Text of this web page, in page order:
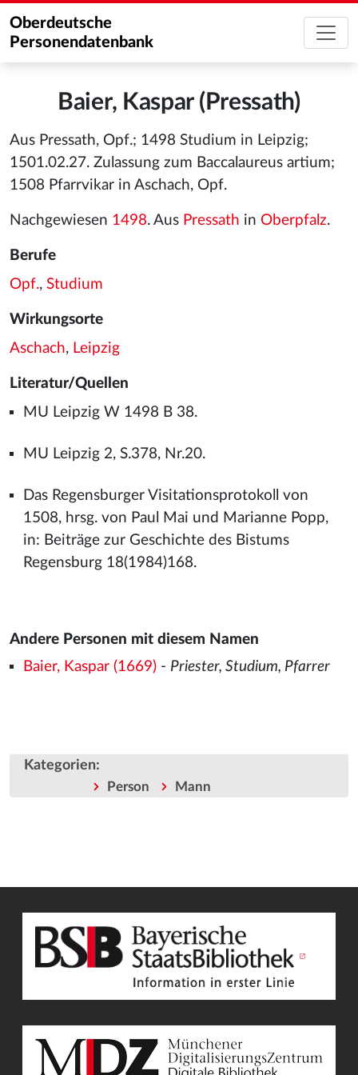
Oberdeutsche
Personendatenbank
Baier, Kaspar (Pressath)
Aus Pressath, Opf.; 1498 Studium in Leipzig;
1501.02.27. Zulassung zum Baccalaureus artium;
1508 Pfarrvikar in Aschach, Opf.
Nachgewiesen 1498. Aus Pressath in Oberpfalz.
Berufe
Opf., Studium
Wirkungsorte
Aschach, Leipzig
Literatur/Quellen
MU Leipzig W 1498 B 38.
MU Leipzig 2, S.378, Nr.20.
Das Regensburger Visitationsprotokoll von
1508, hrsg. von Paul Mai und Marianne Popp,
in: Beiträge zur Geschichte des Bistums
Regensburg 18(1984)168.
Andere Personen mit diesem Namen
Baier, Kaspar (1669)- Priester, Studium, Pfarrer
Kategorien:
Person Mann